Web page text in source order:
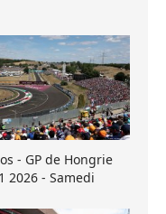
- GP de Hongrie
2026 - Samedi